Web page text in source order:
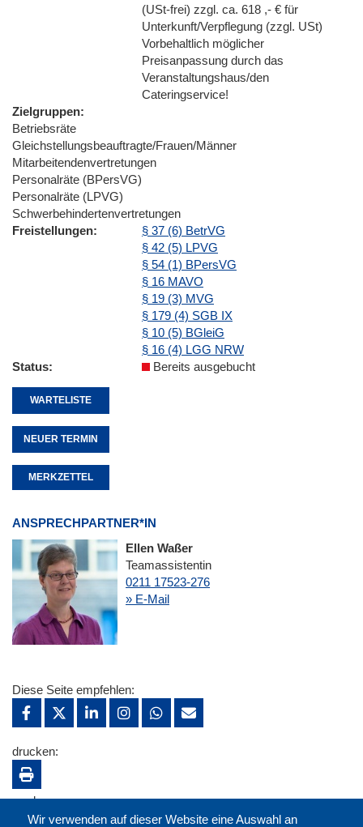
(USt-frei) zzgl. ca. 618 ,- € für
Unterkunft/Verpflegung (zzgl. USt)
Vorbehaltlich möglicher
Preisanpassung durch das
Veranstaltungshaus/den
Cateringservice!
Zielgruppen
Betriebsräte
Gleichstellungsbeauftragte/Frauen/Männer
Mitarbeitendenvertretungen
Personalräte (BPersVG)
Personalräte (LPVG)
Schwerbehindertenvertretungen
Freistellungen
§ 37 (6) BetrVG
§ 42 (5) LPVG
§ 54 (1) BPersVG
§ 16 MAVO
§ 19 (3) MVG
§ 179 (4) SGB IX
§ 10 (5) BGleiG
§ 16 (4) LGG NRW
Status
Bereits ausgebucht
WARTELISTE
NEUER TERMIN
MERKZETTEL
ANSPRECHPARTNER*IN
Ellen Waßer
Teamassistentin
0211 17523-276
» E-Mail
Wir verwenden auf dieser Website eine Auswahl an
Diese Seite empfehlen:
drucken:
merken: